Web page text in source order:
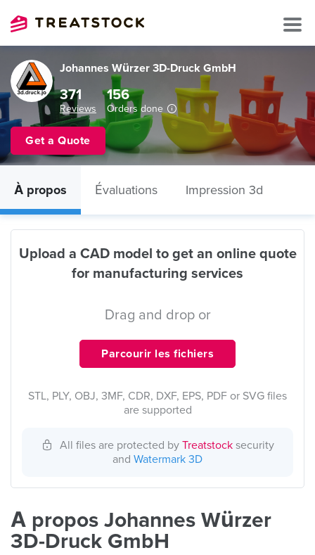
Johannes Würzer 3D-Druck GmbH
371
Reviews
156
Orders done
Get a Quote
À propos Évaluations Impression 3d
Upload a CAD model to get an online quote
for manufacturing services
Drag and drop or
Parcourir les fichiers
STL, PLY, OBJ, 3MF, CDR, DXF, EPS, PDF or SVG files
are supported
All files are protected by Treatstocksecurity
and Watermark 3D
À propos Johannes Würzer
3D-Druck GmbH